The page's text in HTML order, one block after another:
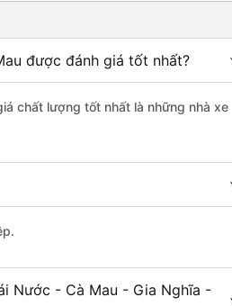
được đánh giá tốt nhất?
chất lượng tốt nhất là những nhà xe
Nước - Cà Mau - Gia Nghĩa -